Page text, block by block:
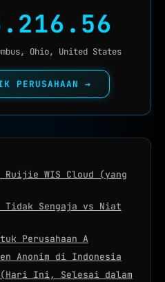
Ohio, United States
PERUSAHAAN →
WIS Cloud (yang
Tidak Sengaja vs Niat
Perusahaan A
Anonim di Indonesia
Ini, Selesai dalam